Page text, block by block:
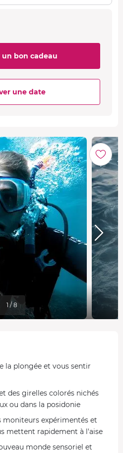
bon cadeau
une date
1 / 8
la plongée et vous sentir
des girelles colorés nichés
ou dans la posidonie
moniteurs expérimentés et
mettent rapidement à l'aise
monde sensoriel et